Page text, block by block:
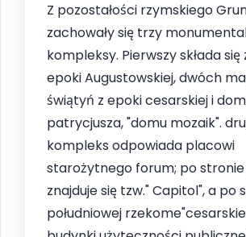
Z pozostałości rzymskiego
zachowały się trzy
kompleksy. Pierwszy składa
epoki Augustowskiej, dwóch
świątyń z epoki cesarskiej i
patrycjusza, "domu mozaik".
kompleks odpowiada placowi
starożytnego forum; po stronie
znajduje się tzw." Capitol", a po
południowej